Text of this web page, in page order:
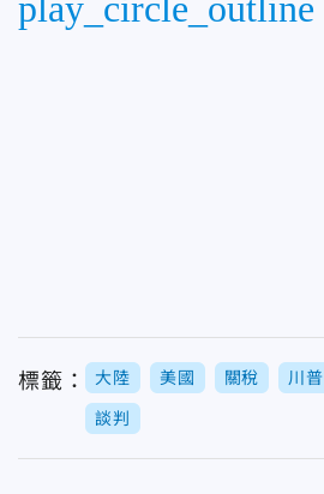
標籤： 大陸 美國 關稅 川普
談判